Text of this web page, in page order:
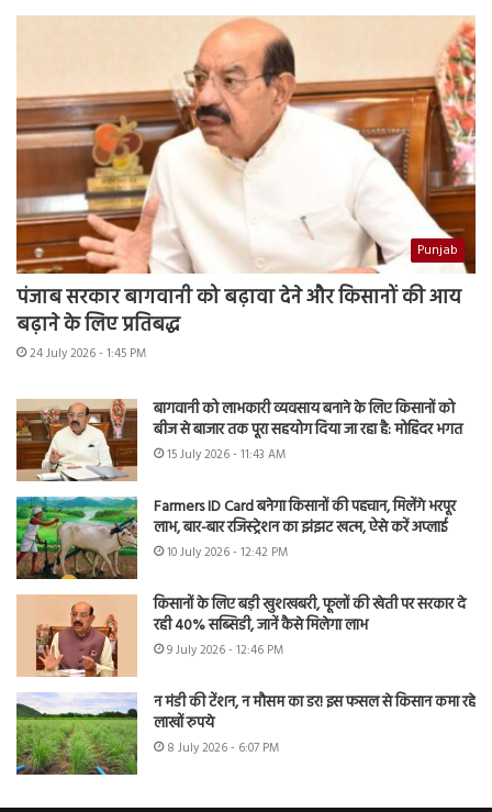
Punjab
पंजाब सरकार बागवानी को बढ़ावा देने और किसानों की आय
बढ़ाने के लिए प्रतिबद्ध
24 July 2026 - 1:45 PM
बागवानी को लाभकारी व्यवसाय बनाने के लिए किसानों को
बीज से बाजार तक पूरा सहयोग दिया जा रहा है: मोहिंदर भगत
15 July 2026 - 11:43 AM
Farmers ID Card बनेगा किसानों की पहचान, मिलेंगे भरपूर
लाभ, बार-बार रजिस्ट्रेशन का झंझट खत्म, ऐसे करें अप्लाई
10 July 2026 - 12:42 PM
किसानों के लिए बड़ी खुशखबरी, फूलों की खेती पर सरकार दे
रही 40% सब्सिडी, जानें कैसे मिलेगा लाभ
9 July 2026 - 12:46 PM
न मंडी की टेंशन, न मौसम का डर! इस फसल से किसान कमा रहे
लाखों रुपये
8 July 2026 - 6:07 PM